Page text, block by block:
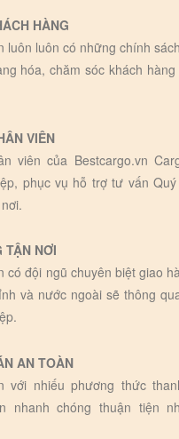
HÀNG
luôn luôn có những chính
hóa, chăm sóc khách
VIÊN
viên của Bestcargo.vn
phục vụ hỗ trợ tư vấn
TẬN NƠI
có đội ngũ chuyên biệt giao
và nước ngoài sẽ thông
AN TOÀN
với nhiếu phương thức
nhanh chóng thuận tiện